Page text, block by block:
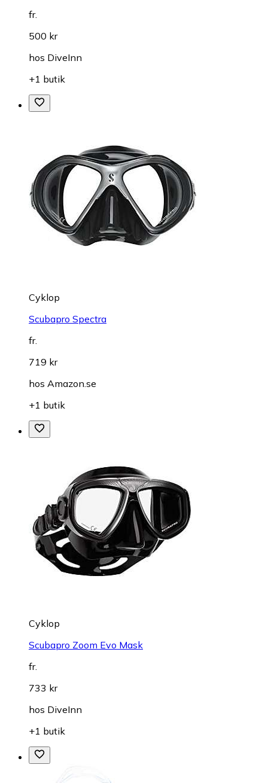
fr.
500 kr
hos DiveInn
+1 butik
Cyklop
Scubapro Spectra
fr.
719 kr
hos Amazon.se
+1 butik
Cyklop
Scubapro Zoom Evo Mask
fr.
733 kr
hos DiveInn
+1 butik